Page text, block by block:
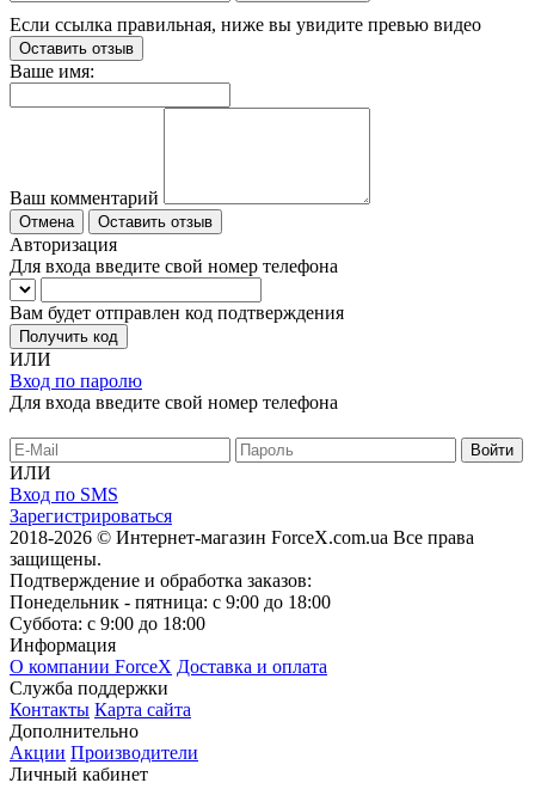
Если ссылка правильная, ниже вы увидите превью видео
Оставить отзыв
Ваше имя:
Ваш комментарий
Отмена Оставить отзыв
Авторизация
Для входа введите свой номер телефона
Вам будет отправлен код подтверждения
Получить код
ИЛИ
Вход по паролю
Для входа введите свой номер телефона
ИЛИ
Вход по SMS
Зарегистрироваться
2018-2026 © Интернет-магазин ForceX.com.ua Все права
защищены.
Подтверждение и обработка заказов:
Понедельник - пятница: с 9:00 до 18:00
Суббота: с 9:00 до 18:00
Информация
О компании ForceX Доставка и оплата
Служба поддержки
Контакты Карта сайта
Дополнительно
Акции Производители
Личный кабинет